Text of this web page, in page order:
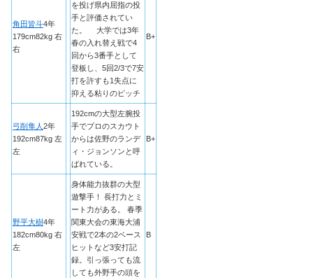
角田皆斗4年
179cm82kg 右
右
を投げ県内屈指の投
手と評価されてい
た。 大学では3年
春の入れ替え戦で4
回から3番手として
登板し、5回2/3で7安
打を許すも1失点に
抑える粘りのピッチ
B+
弓削隼人 2年
192cm87kg 左
左
192cmの大型左腕投
手でプロのスカウト
からは佐野のランデ
ィ・ジョンソンと呼
ばれている。
B+
野平大樹4年
182cm80kg 右
左
身体能力抜群の大型
遊撃手！ 長打力とミ
ート力がある。 春季
関東大会の東海大浦
安戦で2本の2ベース
ヒットなど3安打記
録。引っ張っても流
しても外野手の頭を
B